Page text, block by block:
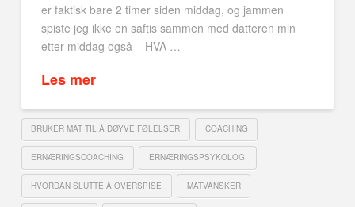
er faktisk bare 2 timer siden middag, og jammen
spiste jeg ikke en saftis sammen med datteren min
etter middag også – HVA …
Les mer
BRUKER MAT TIL Å DØYVE FØLELSER COACHING
ERNÆRINGSCOACHING ERNÆRINGSPSYKOLOGI
HVORDAN SLUTTE Å OVERSPISE MATVANSKER